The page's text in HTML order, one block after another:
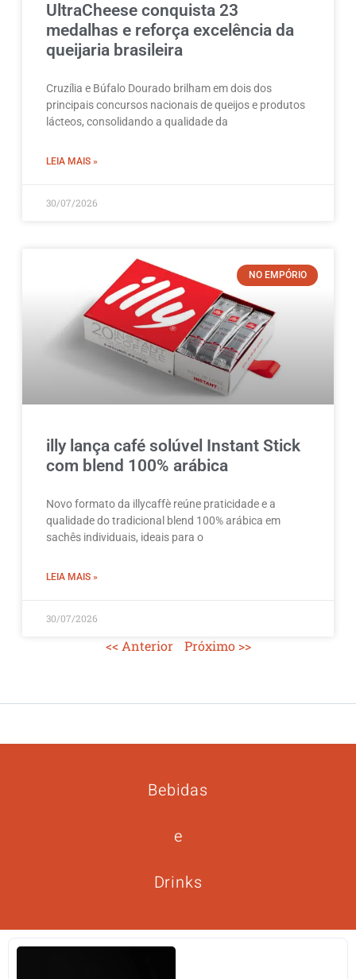
UltraCheese conquista 23
medalhas e reforça excelência da
queijaria brasileira
Cruzília e Búfalo Dourado brilham em dois dos
principais concursos nacionais de queijos e produtos
lácteos, consolidando a qualidade da
LEIA MAIS »
30/07/2026
NO EMPÓRIO
illy lança café solúvel Instant Stick
com blend 100% arábica
Novo formato da illycaffè reúne praticidade e a
qualidade do tradicional blend 100% arábica em
sachês individuais, ideais para o
LEIA MAIS »
30/07/2026
<< Anterior Próximo >>
Bebidas
e
Drinks